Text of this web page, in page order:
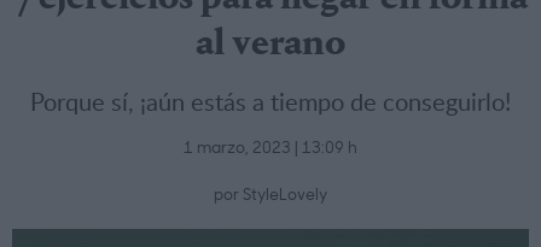
al verano
Porque sí, ¡aún estás a tiempo de conseguirlo!
1 marzo, 2023 | 13:09 h
por StyleLovely